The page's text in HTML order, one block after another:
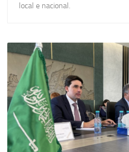
local e nacional.